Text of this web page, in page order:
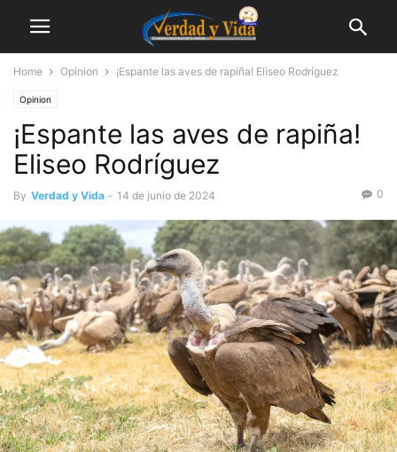
Home Opinion ¡Espante las aves de rapiña! Eliseo Rodríguez
Opinion
¡Espante las aves de rapiña!
Eliseo Rodríguez
By Verdad y Vida - 14 de junio de 2024 0